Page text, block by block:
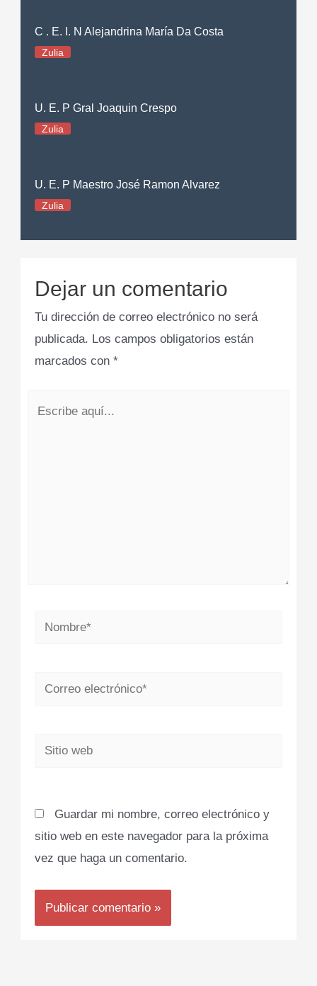
C . E. I. N Alejandrina María Da Costa
Zulia
U. E. P Gral Joaquin Crespo
Zulia
U. E. P Maestro José Ramon Alvarez
Zulia
Dejar un comentario
Tu dirección de correo electrónico no será
publicada. Los campos obligatorios están
marcados con*
Nombre*
Correo
Sitio
Guardar mi nombre, correo electrónico y
sitio web en este navegador para la próxima
vez que haga un comentario.